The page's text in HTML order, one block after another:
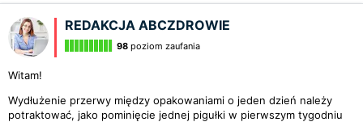
REDAKCJA ABCZDROWIE
98 poziom zaufania
Witam!
Wydłużenie przerwy między opakowaniami o jeden dzień należy
potraktować, jako pominięcie jednej pigułki w pierwszym tygodniu